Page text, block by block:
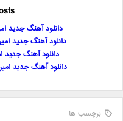
دانلود آهنگ جدید
دانلود آهنگ جدید
دانلود آهنگ جدید
دانلود آهنگ جدید
برچسب ها